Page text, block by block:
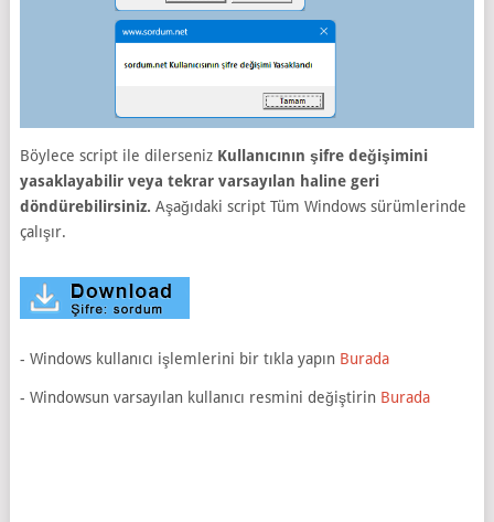
Böylece script ile dilerseniz Kullanıcının şifre değişimini
yasaklayabilir veya tekrar varsayılan haline geri
döndürebilirsiniz. Aşağıdaki script Tüm Windows sürümlerinde
çalışır.
- Windows kullanıcı işlemlerini bir tıkla yapın Burada
- Windowsun varsayılan kullanıcı resmini değiştirin Burada